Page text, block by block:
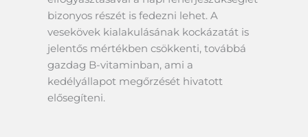
bizonyos részét is fedezni lehet. A
vesekövek kialakulásának kockázatát is
jelentős mértékben csökkenti, továbbá
gazdag B-vitaminban, ami a
kedélyállapot megőrzését hivatott
elősegíteni.